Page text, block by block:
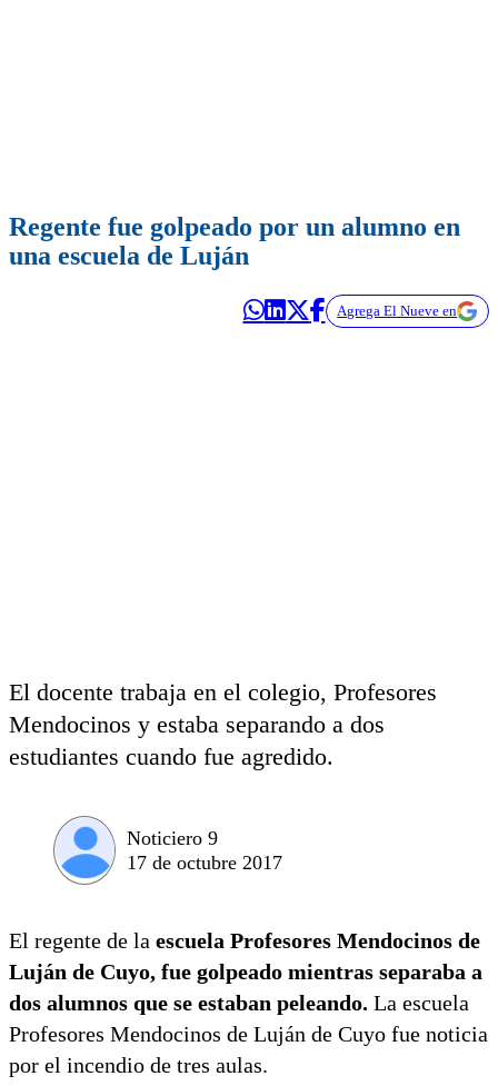
Regente fue golpeado por un alumno en
una escuela de Luján
Agrega El Nueve en
El docente trabaja en el colegio, Profesores
Mendocinos y estaba separando a dos
estudiantes cuando fue agredido.
Noticiero 9
17 de octubre 2017
El regente de la escuela Profesores Mendocinos de
Luján de Cuyo, fue golpeado mientras separaba a
dos alumnos que se estaban peleando. La escuela
Profesores Mendocinos de Luján de Cuyo fue noticia
por el incendio de tres aulas.